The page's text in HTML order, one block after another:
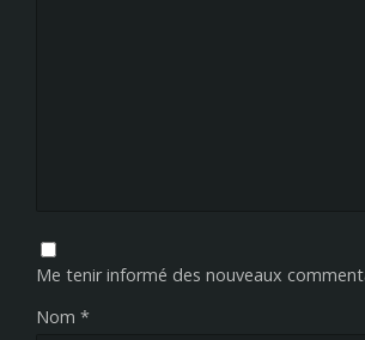
Me tenir informé des nouveaux
Nom *